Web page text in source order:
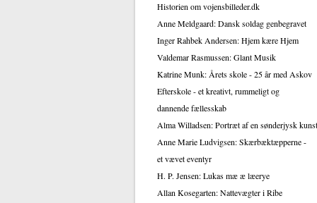
Historien om vojensbilleder.dk
Anne Meldgaard: Dansk soldag genbegravet
Inger Rahbek Andersen: Hjem kære Hjem
Valdemar Rasmussen: Glant Musik
Katrine Munk: Årets skole - 25 år med Askov
Efterskole - et kreativt, rummeligt og
dannende fællesskab
Alma Willadsen: Portræt af en sønderjysk
Anne Marie Ludvigsen: Skærbæktæpperne -
et vævet eventyr
H. P. Jensen: Lukas mæ æ læerye
Allan Kosegarten: Nattevægter i Ribe